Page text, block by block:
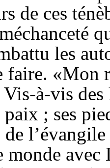
de ces
les
faire. «Mon
à-vis des
; ses